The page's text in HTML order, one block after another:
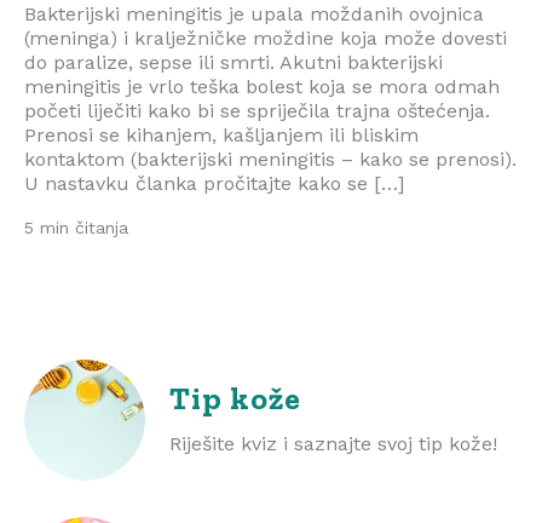
Bakterijski meningitis je upala moždanih ovojnica
(meninga) i kralježničke moždine koja može dovesti
do paralize, sepse ili smrti. Akutni bakterijski
meningitis je vrlo teška bolest koja se mora odmah
početi liječiti kako bi se spriječila trajna oštećenja.
Prenosi se kihanjem, kašljanjem ili bliskim
kontaktom (bakterijski meningitis – kako se prenosi).
U nastavku članka pročitajte kako se […]
5 min čitanja
Tip kože
Riješite kviz i saznajte svoj tip kože!